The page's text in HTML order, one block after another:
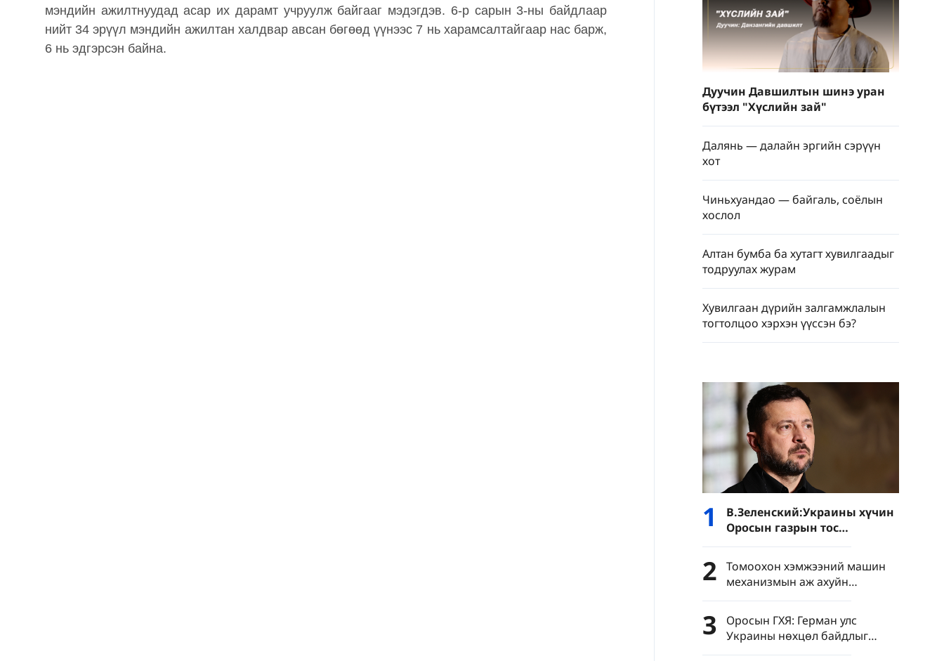
мэндийн ажилтнуудад асар их дарамт учруулж байгааг мэдэгдэв. 6-р сарын 3-ны байдлаар
нийт 34 эрүүл мэндийн ажилтан халдвар авсан бөгөөд үүнээс 7 нь харамсалтайгаар нас барж,
6 нь эдгэрсэн байна.
Дуучин Давшилтын шинэ уран
бүтээл "Хүслийн зай"
Далянь — далайн эргийн сэрүүн
хот
Чиньхуандао — байгаль, соёлын
хослол
Алтан бумба ба хутагт хувилгаадыг
тодруулах журам
Хувилгаан дүрийн залгамжлалын
тогтолцоо хэрхэн үүссэн бэ?
1
В.Зеленский:Украины хүчин
Оросын газрын тос
боловсруулах үйлдвэрүүд
болон Хар тэнгисийн хөлөг
онгоцнуудад цохилт өгчээ
2
Томоохон хэмжээний машин
механизмын аж ахуйн
нэгжүүдийн нэмүү өртөг 6.4
хувиар өсөв
3
Оросын ГХЯ: Герман улс
Украины нөхцөл байдлыг
хурцатгаж байна